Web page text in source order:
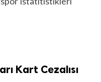
Kart Cezalısı